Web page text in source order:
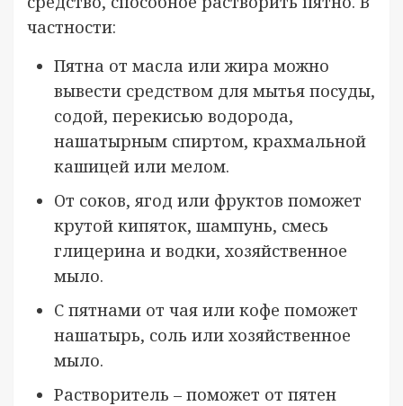
частности:
Пятна от масла или жира можно
вывести средством для мытья посуды,
содой, перекисью водорода,
нашатырным спиртом, крахмальной
кашицей или мелом.
От соков, ягод или фруктов поможет
крутой кипяток, шампунь, смесь
глицерина и водки, хозяйственное
мыло.
С пятнами от чая или кофе поможет
нашатырь, соль или хозяйственное
мыло.
Растворитель – поможет от пятен